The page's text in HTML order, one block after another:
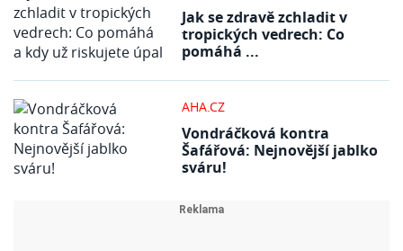
Jak se zdravě zchladit v
tropických vedrech: Co
pomáhá ...
AHA.CZ
Vondráčková kontra
Šafářová: Nejnovější jablko
sváru!